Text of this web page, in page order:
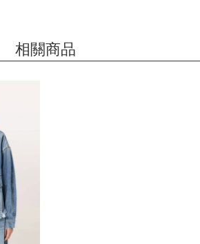
相關商品